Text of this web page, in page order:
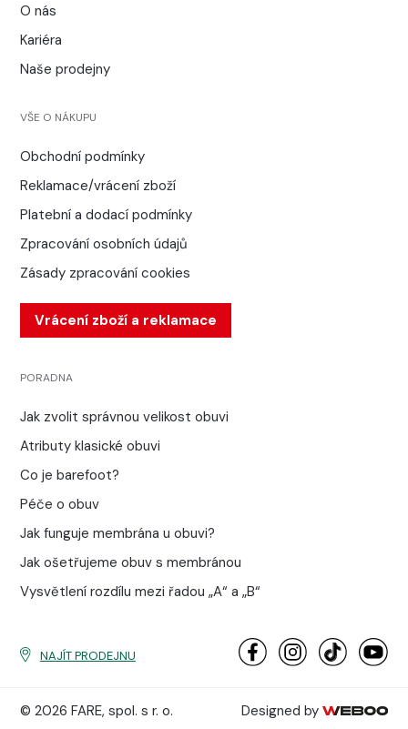
O nás
Kariéra
Naše prodejny
VŠE O NÁKUPU
Obchodní podmínky
Reklamace/vrácení zboží
Platební a dodací podmínky
Zpracování osobních údajů
Zásady zpracování cookies
Vrácení zboží a reklamace
PORADNA
Jak zvolit správnou velikost obuvi
Atributy klasické obuvi
Co je barefoot?
Péče o obuv
Jak funguje membrána u obuvi?
Jak ošetřujeme obuv s membránou
Vysvětlení rozdílu mezi řadou „A“ a „B“
NAJÍT PRODEJNU
© 2026 FARE, spol. s r. o. Designed by